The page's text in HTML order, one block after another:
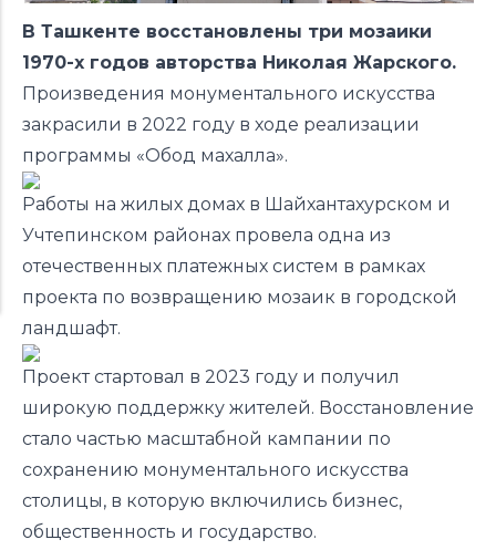
В Ташкенте восстановлены три мозаики
1970-х годов авторства Николая Жарского.
Произведения монументального искусства
закрасили в 2022 году в ходе реализации
программы «Обод махалла».
Работы на жилых домах в Шайхантахурском и
Учтепинском районах провела одна из
отечественных платежных систем в рамках
проекта по возвращению мозаик в городской
ландшафт.
Проект стартовал в 2023 году и получил
широкую поддержку жителей. Восстановление
стало частью масштабной кампании по
сохранению монументального искусства
столицы, в которую включились бизнес,
общественность и государство.